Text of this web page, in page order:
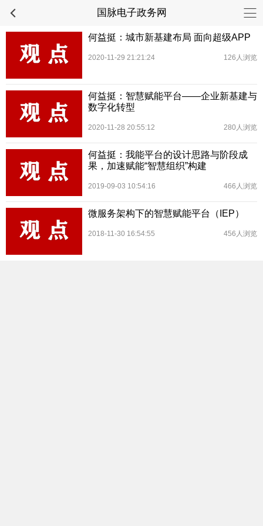
国脉电子政务网
何益挺：城市新基建布局 面向超级APP
2020-11-29 21:21:24 126人浏览
何益挺：智慧赋能平台——企业新基建与
数字化转型
2020-11-28 20:55:12 280人浏览
何益挺：我能平台的设计思路与阶段成
果，加速赋能“智慧组织”构建
2019-09-03 10:54:16 466人浏览
微服务架构下的智慧赋能平台（IEP）
2018-11-30 16:54:55 456人浏览